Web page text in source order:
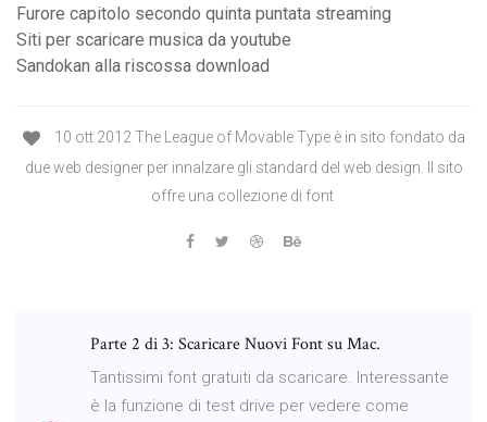
Furore capitolo secondo quinta puntata streaming
Siti per scaricare musica da youtube
Sandokan alla riscossa download
10 ott 2012 The League of Movable Type è in sito fondato da
due web designer per innalzare gli standard del web design. Il sito
offre una collezione di font
Parte 2 di 3: Scaricare Nuovi Font su Mac.
Tantissimi font gratuiti da scaricare. Interessante
è la funzione di test drive per vedere come